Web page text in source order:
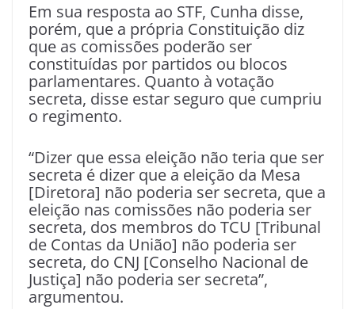
Em sua resposta ao STF, Cunha disse,
porém, que a própria Constituição diz
que as comissões poderão ser
constituídas por partidos ou blocos
parlamentares. Quanto à votação
secreta, disse estar seguro que cumpriu
o regimento.
“Dizer que essa eleição não teria que ser
secreta é dizer que a eleição da Mesa
[Diretora] não poderia ser secreta, que a
eleição nas comissões não poderia ser
secreta, dos membros do TCU [Tribunal
de Contas da União] não poderia ser
secreta, do CNJ [Conselho Nacional de
Justiça] não poderia ser secreta”,
argumentou.